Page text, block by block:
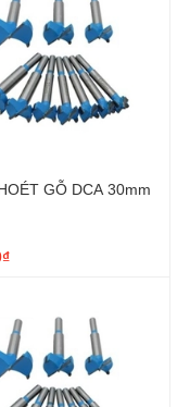
GỖ DCA 30mm